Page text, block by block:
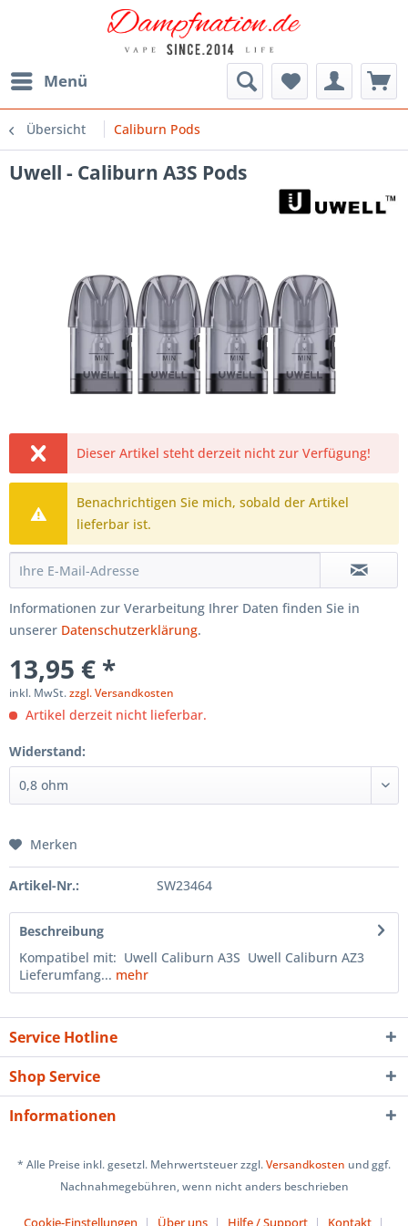
Menü
Übersicht Caliburn Pods
Uwell - Caliburn A3S Pods
Dieser Artikel steht derzeit nicht zur Verfügung!
Benachrichtigen Sie mich, sobald der Artikel
lieferbar ist.
Informationen zur Verarbeitung Ihrer Daten finden Sie in
unserer Datenschutzerklärung.
13,95 € *
inkl. MwSt.zzgl. Versandkosten
Artikel derzeit nicht lieferbar.
Widerstand:
Merken
Artikel-Nr.: SW23464
Beschreibung
Kompatibel mit: Uwell Caliburn A3S Uwell Caliburn AZ3
Lieferumfang... mehr
Service Hotline
Shop Service
Informationen
* Alle Preise inkl. gesetzl. Mehrwertsteuer zzgl.Versandkosten und ggf.
Nachnahmegebühren, wenn nicht anders beschrieben
Cookie-Einstellungen Über uns Hilfe / Support Kontakt